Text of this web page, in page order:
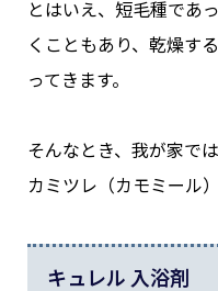
とはいえ、短毛種であ
くこともあり、乾燥す
ってきます。
そんなとき、我が家で
カミツレ（カモミール
キュレル 入浴剤